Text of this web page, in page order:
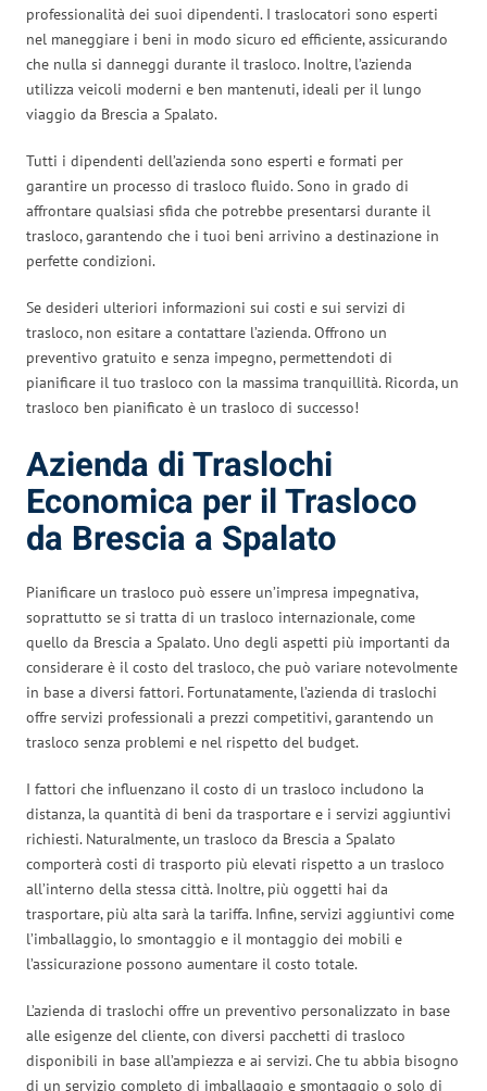
professionalità dei suoi dipendenti. I traslocatori sono esperti
nel maneggiare i beni in modo sicuro ed efficiente, assicurando
che nulla si danneggi durante il trasloco. Inoltre, l’azienda
utilizza veicoli moderni e ben mantenuti, ideali per il lungo
viaggio da Brescia a Spalato.
Tutti i dipendenti dell’azienda sono esperti e formati per
garantire un processo di trasloco fluido. Sono in grado di
affrontare qualsiasi sfida che potrebbe presentarsi durante il
trasloco, garantendo che i tuoi beni arrivino a destinazione in
perfette condizioni.
Se desideri ulteriori informazioni sui costi e sui servizi di
trasloco, non esitare a contattare l’azienda. Offrono un
preventivo gratuito e senza impegno, permettendoti di
pianificare il tuo trasloco con la massima tranquillità. Ricorda, un
trasloco ben pianificato è un trasloco di successo!
Azienda di Traslochi
Economica per il Trasloco
da Brescia a Spalato
Pianificare un trasloco può essere un’impresa impegnativa,
soprattutto se si tratta di un trasloco internazionale, come
quello da Brescia a Spalato. Uno degli aspetti più importanti da
considerare è il costo del trasloco, che può variare notevolmente
in base a diversi fattori. Fortunatamente, l’azienda di traslochi
offre servizi professionali a prezzi competitivi, garantendo un
trasloco senza problemi e nel rispetto del budget.
I fattori che influenzano il costo di un trasloco includono la
distanza, la quantità di beni da trasportare e i servizi aggiuntivi
richiesti. Naturalmente, un trasloco da Brescia a Spalato
comporterà costi di trasporto più elevati rispetto a un trasloco
all’interno della stessa città. Inoltre, più oggetti hai da
trasportare, più alta sarà la tariffa. Infine, servizi aggiuntivi come
l’imballaggio, lo smontaggio e il montaggio dei mobili e
l’assicurazione possono aumentare il costo totale.
L’azienda di traslochi offre un preventivo personalizzato in base
alle esigenze del cliente, con diversi pacchetti di trasloco
disponibili in base all’ampiezza e ai servizi. Che tu abbia bisogno
di un servizio completo di imballaggio e smontaggio o solo di